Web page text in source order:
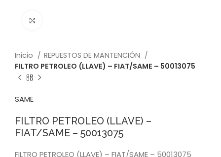
Inicio
REPUESTOS DE MANTENCIÓN
FILTRO PETROLEO (LLAVE) – FIAT/SAME – 50013075
SAME
FILTRO PETROLEO (LLAVE) –
FIAT/SAME – 50013075
FILTRO PETROLEO (LLAVE) – FIAT/SAME – 50013075